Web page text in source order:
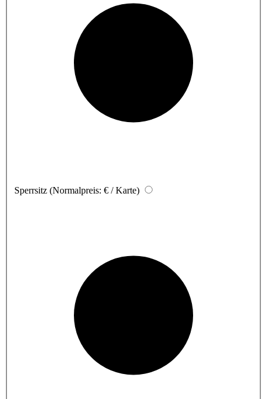
Sperrsitz (Normalpreis: € / Karte)